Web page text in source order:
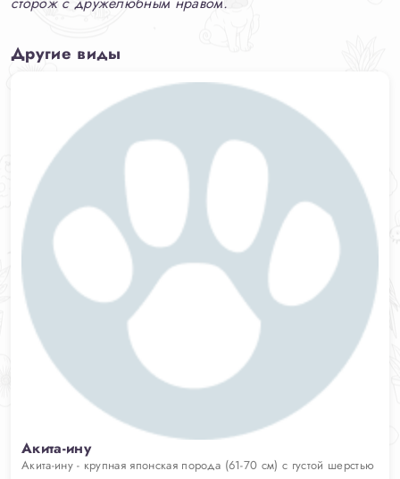
Другие виды
Акита-ину
Акита-ину - крупная японская порода (61-70 см) с густой шерстью